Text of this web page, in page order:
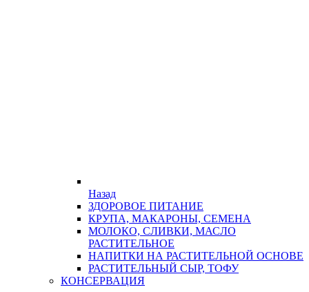
Назад
ЗДОРОВОЕ ПИТАНИЕ
КРУПА, МАКАРОНЫ, СЕМЕНА
МОЛОКО, СЛИВКИ, МАСЛО
РАСТИТЕЛЬНОЕ
НАПИТКИ НА РАСТИТЕЛЬНОЙ ОСНОВЕ
РАСТИТЕЛЬНЫЙ СЫР, ТОФУ
КОНСЕРВАЦИЯ